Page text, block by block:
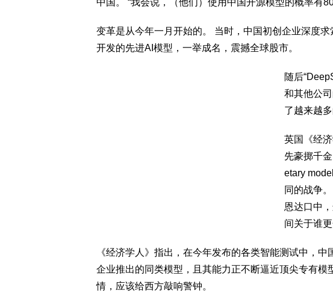
中国。 “我会说，（他们）使用中国开源模型的概率有
变革是从今年一月开始的。 当时，中国初创企业深度
开发的先进AI模型，一举成名，震撼全球股市。
随后
和其他公
了越来越多
英国《经
先豪掷千
etary
同的战争
恩达口中
间关于谁
《经济学人》指出，在今年发布的各类智能测试中，
企业推出的同类模型，且其能力正不断逼近顶尖专有模
情，应该给西方敲响警钟。